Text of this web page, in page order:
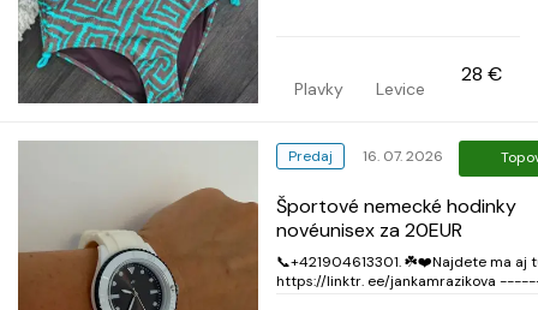
bokoch so šnúrkami s ktorými sa dá
výška bokov upraviť. 4XL/48 95/C-
D zn. Fuba
Plavky Levice
28 €
Predaj 16. 07. 2026
Športové nemecké hodinky
novéunisex za 20EUR
📞+421904613301. ☘️❤️Najdete ma aj
https://linktr. ee/jankamrazikova